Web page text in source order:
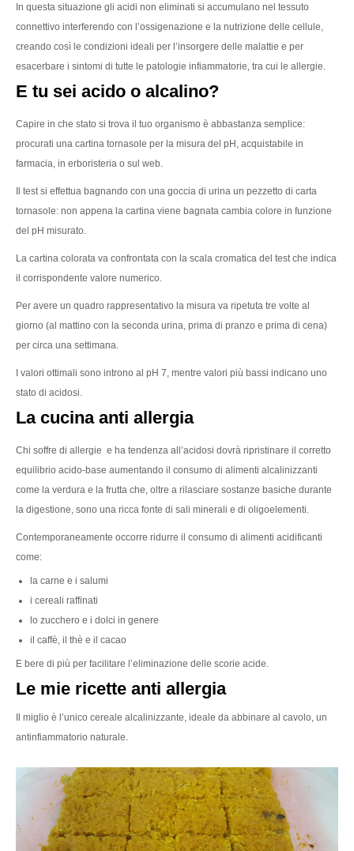
In questa situazione gli acidi non eliminati si accumulano nel tessuto
connettivo interferendo con l’ossigenazione e la nutrizione delle cellule,
creando così le condizioni ideali per l’insorgere delle malattie e per
esacerbare i sintomi di tutte le patologie infiammatorie, tra cui le allergie.
E tu sei acido o alcalino?
Capire in che stato si trova il tuo organismo è abbastanza semplice:
procurati una cartina tornasole per la misura del pH, acquistabile in
farmacia, in erboristeria o sul web.
Il test si effettua bagnando con una goccia di urina un pezzetto di carta
tornasole: non appena la cartina viene bagnata cambia colore in funzione
del pH misurato.
La cartina colorata va confrontata con la scala cromatica del test che indica
il corrispondente valore numerico.
Per avere un quadro rappresentativo la misura va ripetuta tre volte al
giorno (al mattino con la seconda urina, prima di pranzo e prima di cena)
per circa una settimana.
I valori ottimali sono introno al pH 7, mentre valori più bassi indicano uno
stato di acidosi.
La cucina anti allergia
Chi soffre di allergie e ha tendenza all’acidosi dovrà ripristinare il corretto
equilibrio acido-base aumentando il consumo di alimenti alcalinizzanti
come la verdura e la frutta che, oltre a rilasciare sostanze basiche durante
la digestione, sono una ricca fonte di sali minerali e di oligoelementi.
Contemporaneamente occorre ridurre il consumo di alimenti acidificanti
come:
la carne e i salumi
i cereali raffinati
lo zucchero e i dolci in genere
il caffè, il thè e il cacao
E bere di più per facilitare l’eliminazione delle scorie acide.
Le mie ricette anti allergia
Il miglio è l’unico cereale alcalinizzante, ideale da abbinare al cavolo, un
antinfiammatorio naturale.